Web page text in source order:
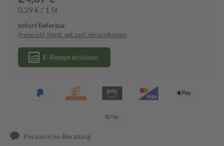
0,29 € / 1 St
sofort lieferbar
Preise inkl. MwSt. ggf. zzgl. Versandkosten
E-Rezept einlösen
Persönliche Beratung